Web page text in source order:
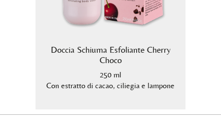
Doccia Schiuma Esfoliante Cherry
Choco
250 ml
Con estratto di cacao, ciliegia e lampone